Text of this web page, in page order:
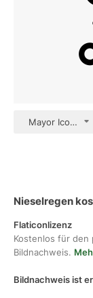
Mayor Icons
Nieselregen
Flaticonlizenz
Kostenlos für den
Bildnachweis.
Bildnachweis ist